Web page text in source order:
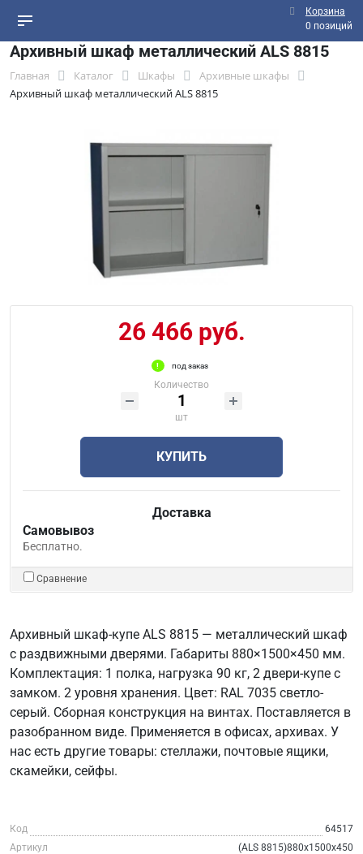
Корзина
0 позиций
Архивный шкаф металлический ALS 8815
Главная Каталог Шкафы
Архивные шкафы
Архивный шкаф металлический ALS 8815
26 466 руб.
под заказ
Количество
шт
КУПИТЬ
Доставка
Самовывоз
Бесплатно.
Сравнение
Архивный шкаф-купе ALS 8815 — металлический шкаф
с раздвижными дверями. Габариты 880×1500×450 мм.
Комплектация: 1 полка, нагрузка 90 кг, 2 двери-купе с
замком. 2 уровня хранения. Цвет: RAL 7035 светло-
серый. Сборная конструкция на винтах. Поставляется в
разобранном виде. Применяется в офисах, архивах. У
нас есть другие товары: стеллажи, почтовые ящики,
скамейки, сейфы.
Код
64517
Артикул
(ALS 8815)880x1500x450